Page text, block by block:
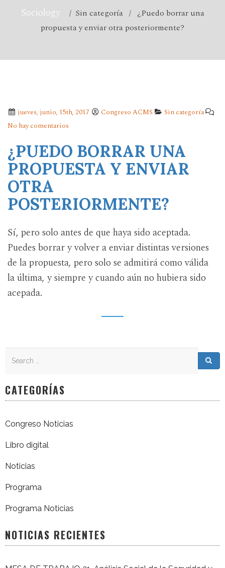
Sociology
/ Sin categoría / ¿Puedo borrar una
propuesta y enviar otra posteriormente?
jueves, junio, 15th, 2017 Congreso ACMS
Sin categoría
No hay comentarios
¿PUEDO BORRAR UNA
PROPUESTA Y ENVIAR
OTRA
POSTERIORMENTE?
Sí, pero solo antes de que haya sido aceptada.
Puedes borrar y volver a enviar distintas versiones
de la propuesta, pero solo se admitirá como válida
la última, y siempre y cuando aún no hubiera sido
acepada.
CATEGORÍAS
Congreso Noticias
Libro digital
Noticias
Programa
Programa Noticias
NOTICIAS RECIENTES